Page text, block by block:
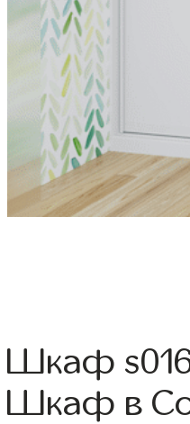
Шкаф
Шкаф в